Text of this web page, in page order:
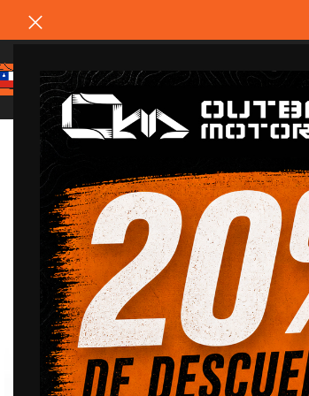
20% dto. codigo
REMATE